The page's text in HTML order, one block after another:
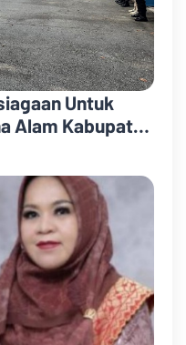
Untuk
Alam Kabupaten